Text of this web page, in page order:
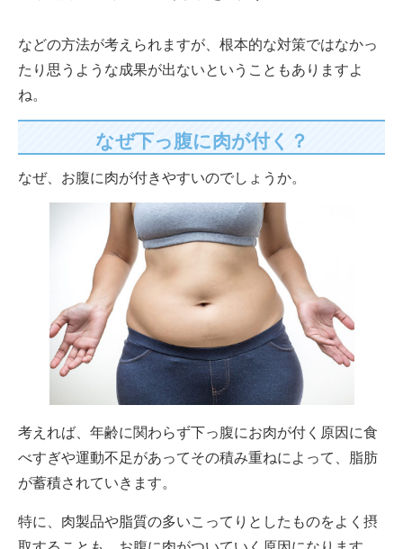
などの方法が考えられますが、根本的な対策ではなかっ
たり思うような成果が出ないということもありますよ
ね。
なぜ下っ腹に肉が付く？
なぜ、お腹に肉が付きやすいのでしょうか。
考えれば、年齢に関わらず下っ腹にお肉が付く原因に食
べすぎや運動不足があってその積み重ねによって、脂肪
が蓄積されていきます。
特に、肉製品や脂質の多いこってりとしたものをよく摂
取することも、お腹に肉がついていく原因になります。